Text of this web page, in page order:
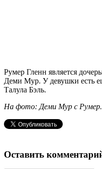
Румер Гленн является
Деми Мур. У девушки есть
Талула Бэль.
На фото: Деми Мур с Румер.
Оставить